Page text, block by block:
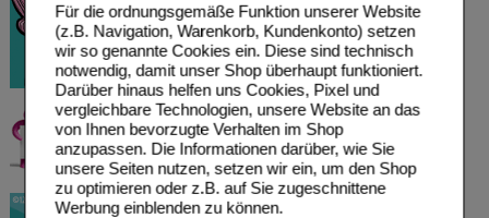
Für die ordnungsgemäße Funktion unserer Website
(z.B. Navigation, Warenkorb, Kundenkonto) setzen
wir so genannte Cookies ein. Diese sind technisch
notwendig, damit unser Shop überhaupt funktioniert.
Darüber hinaus helfen uns Cookies, Pixel und
vergleichbare Technologien, unsere Website an das
von Ihnen bevorzugte Verhalten im Shop
anzupassen. Die Informationen darüber, wie Sie
unsere Seiten nutzen, setzen wir ein, um den Shop
zu optimieren oder z.B. auf Sie zugeschnittene
Werbung einblenden zu können.